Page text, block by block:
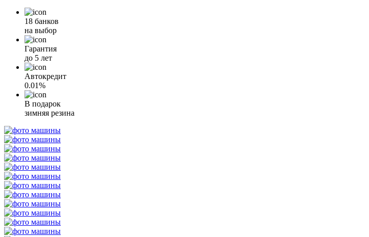
18 банков
на выбор
Гарантия
до 5 лет
Автокредит
0.01%
В подарок
зимняя резина